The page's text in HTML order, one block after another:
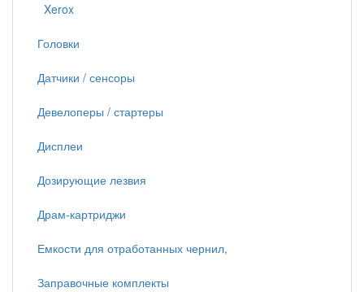
Xerox
Головки
Датчики / сенсоры
Девелоперы / стартеры
Дисплеи
Дозирующие лезвия
Драм-картриджи
Емкости для отработанных чернил,
Заправочные комплекты